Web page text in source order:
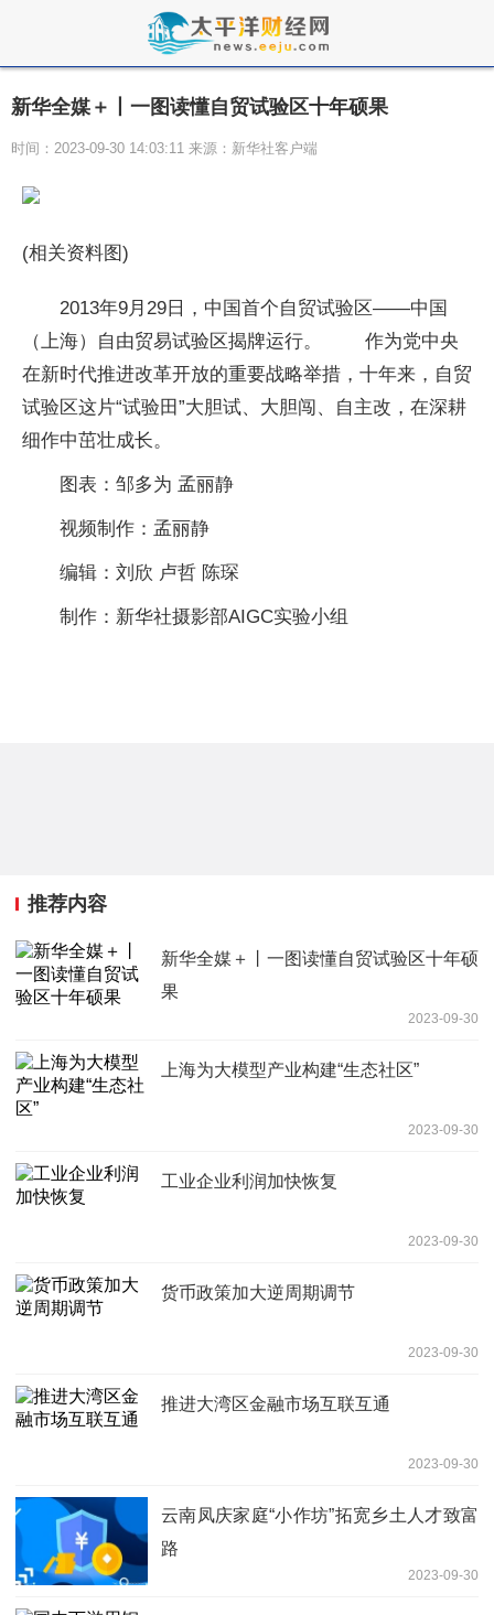
新华全媒＋丨一图读懂自贸试验区十年硕果
时间：2023-09-30 14:03:11 来源：新华社客户端
(相关资料图)
2013年9月29日，中国首个自贸试验区——中国
（上海）自由贸易试验区揭牌运行。 作为党中央
在新时代推进改革开放的重要战略举措，十年来，自贸
试验区这片“试验田”大胆试、大胆闯、自主改，在深耕
细作中茁壮成长。
图表：邹多为 孟丽静
视频制作：孟丽静
编辑：刘欣 卢哲 陈琛
制作：新华社摄影部AIGC实验小组
推荐内容
新华全媒＋丨一图读懂自贸试验区十年硕
果
2023-09-30
上海为大模型产业构建“生态社区”
2023-09-30
工业企业利润加快恢复
2023-09-30
货币政策加大逆周期调节
2023-09-30
推进大湾区金融市场互联互通
2023-09-30
云南凤庆家庭“小作坊”拓宽乡土人才致富
路
2023-09-30